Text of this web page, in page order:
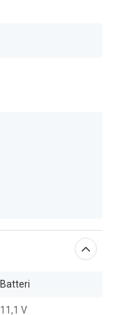
Batteri
11,1 V